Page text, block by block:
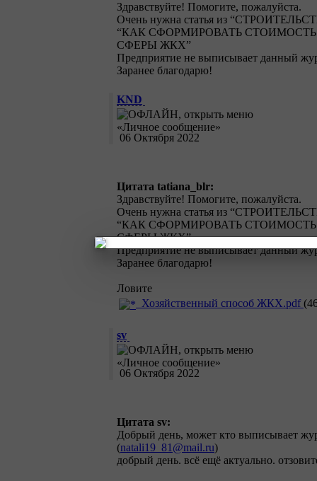
Здравствуйте! Помогите, пожалуйста.
Очень нужна статья из
“КАК СФОРМИРОВАТЬ
СФЕРЫ ЖКХ”
Предприятие не выписывает данный
Заранее благодарю!
KND
06 Октября 2022
Цитата tatiana_blr:
Здравствуйте! Помогите, пожалуйста.
Очень нужна статья из
“КАК СФОРМИРОВАТЬ
СФЕРЫ ЖКХ”
Предприятие не выписывает данный
Заранее благодарю!
Ловите
Хозяйственный способ ЖКХ.pdf
sv
06 Октября 2022
Цитата sv:
Добрый день, может кто выписывает
(natali19_81@mail.ru)
добрый день. всё ещё актуально.